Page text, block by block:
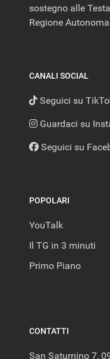
sostegno alle
Regione
CANALI SOCIAL
Seguici su
Guardaci su
Seguici su
POPOLARI
YouTalk
Il TG in 3 minuti
Primo Piano
CONTATTI
San Saturnino 7,